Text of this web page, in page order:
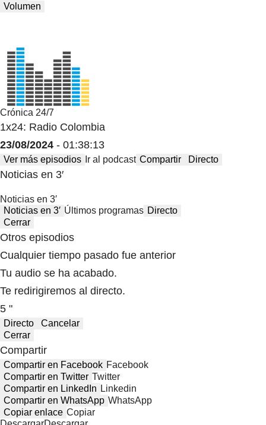
Volumen
Crónica 24/7
1x24: Radio Colombia
23/08/2024 - 01:38:13
Ver más episodios Ir al podcast Compartir Directo
Noticias en 3′
Noticias en 3′
Noticias en 3′ Últimos programas Directo
Cerrar
Otros episodios
Cualquier tiempo pasado fue anterior
Tu audio se ha acabado.
Te redirigiremos al directo.
5 "
Directo
Cancelar
Cerrar
Compartir
Compartir en Facebook Facebook
Compartir en Twitter Twitter
Compartir en LinkedIn Linkedin
Compartir en WhatsApp WhatsApp
Copiar enlace Copiar